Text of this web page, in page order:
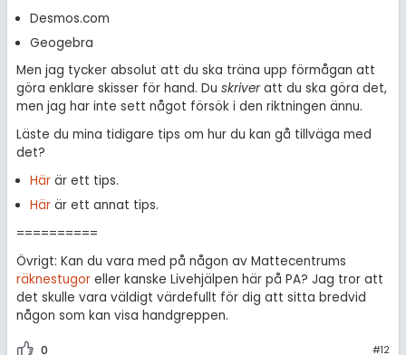
Desmos.com
Geogebra
Men jag tycker absolut att du ska träna upp förmågan att
göra enklare skisser för hand. Du skriveratt du ska göra det,
men jag har inte sett något försök i den riktningen ännu.
Läste du mina tidigare tips om hur du kan gå tillväga med
det?
Här är ett tips.
Här är ett annat tips.
==========
Övrigt: Kan du vara med på någon av Mattecentrums
räknestugoreller kanske Livehjälpen här på PA? Jag tror att
det skulle vara väldigt värdefullt för dig att sitta bredvid
någon som kan visa handgreppen.
0 #12